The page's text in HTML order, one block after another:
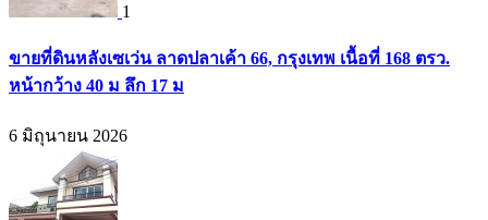
1
ขายที่ดินหลังเซเว่น ลาดปลาเค้า 66, กรุงเทพ เนื้อที่ 168 ตรว.
หน้ากว้าง 40 ม ลึก 17 ม
6 มิถุนายน 2026